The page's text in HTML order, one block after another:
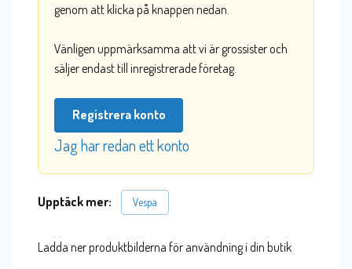
genom att klicka på knappen nedan.
Vänligen uppmärksamma att vi är grossister och
säljer endast till inregistrerade företag.
Registrera konto
Jag har redan ett konto
Upptäck mer: Vespa
Ladda ner produktbilderna för användning i din butik